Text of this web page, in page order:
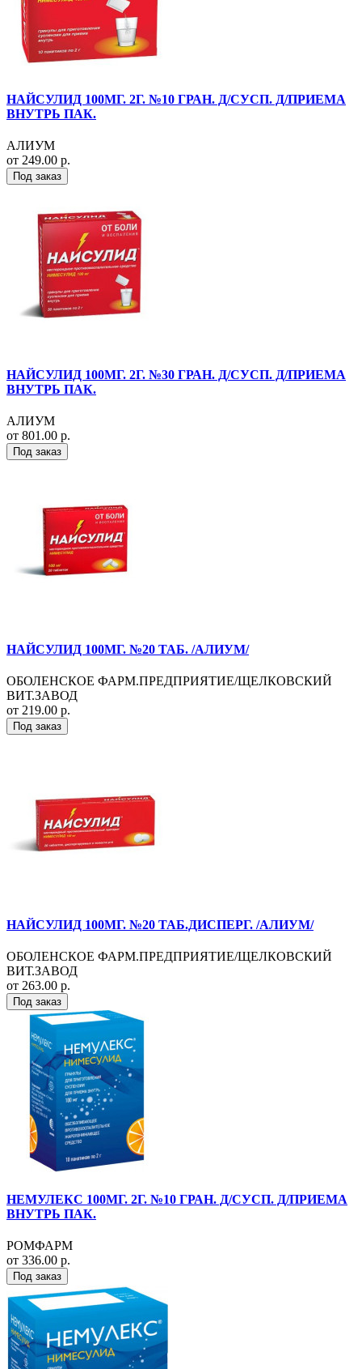
НАЙСУЛИД 100МГ. 2Г. №10 ГРАН. Д/СУСП. Д/ПРИЕМА
ВНУТРЬ ПАК.
АЛИУМ
от 249.00 р.
Под заказ
НАЙСУЛИД 100МГ. 2Г. №30 ГРАН. Д/СУСП. Д/ПРИЕМА
ВНУТРЬ ПАК.
АЛИУМ
от 801.00 р.
Под заказ
НАЙСУЛИД 100МГ. №20 ТАБ. /АЛИУМ/
ОБОЛЕНСКОЕ ФАРМ.ПРЕДПРИЯТИЕ/ЩЕЛКОВСКИЙ
ВИТ.ЗАВОД
от 219.00 р.
Под заказ
НАЙСУЛИД 100МГ. №20 ТАБ.ДИСПЕРГ. /АЛИУМ/
ОБОЛЕНСКОЕ ФАРМ.ПРЕДПРИЯТИЕ/ЩЕЛКОВСКИЙ
ВИТ.ЗАВОД
от 263.00 р.
Под заказ
НЕМУЛЕКС 100МГ. 2Г. №10 ГРАН. Д/СУСП. Д/ПРИЕМА
ВНУТРЬ ПАК.
РОМФАРМ
от 336.00 р.
Под заказ